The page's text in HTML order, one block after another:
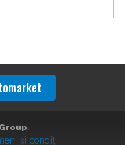
.
şi condiţii